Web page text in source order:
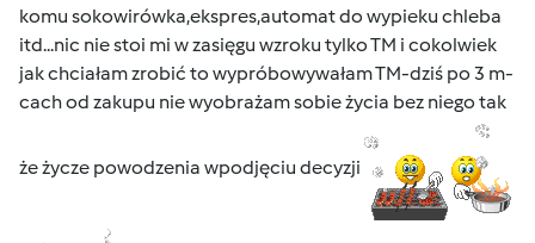
komu sokowirówka,ekspres,automat do wypieku chleba
itd...nic nie stoi mi w zasięgu wzroku tylko TM i cokolwiek
jak chciałam zrobić to wypróbowywałam TM-dziś po 3 m-
cach od zakupu nie wyobrażam sobie życia bez niego tak
że życze powodzenia wpodjęciu decyzji